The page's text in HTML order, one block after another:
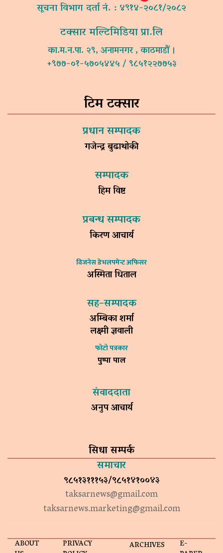
सूचना विभाग दर्ता नं. : ४९१४-२०८१/२०८२
टक्सार मल्टिमिडिया प्रा.लि
का.म.न.पा. २९, अनामनगर , काठमाडौं ।
+९७७-०१-५७०५४४५ / ९८५१२२७७५३
टिम टक्सार
प्रधान सम्पादक
गजेन्द्र बुढाथोकी
सम्पादक
हिम विष्ट
प्रबन्ध सम्पादक
किरण आचार्य
विजनेस डेभलपमेन्ट अफिसर
अस्मिता धिताल
सह–सम्पादक
अम्बिका शर्मा
लक्ष्मी ज्ञवाली
फोटो पत्रकार
पुष्पा पाल
संवाददाता
अनुप आचार्य
सिधा सम्पर्क
समाचार
९८५१३१११५३/९८५१४१००४३
taksarnews@gmail.com
taksarnews.marketing@gmail.com
ABOUT PRIVACY ARCHIVES E-